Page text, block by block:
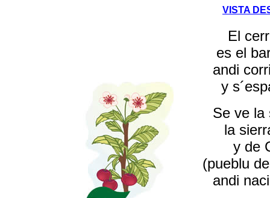
VISTA
El
es el
andi
y
Se ve la
la
y de
(pueblu
andi